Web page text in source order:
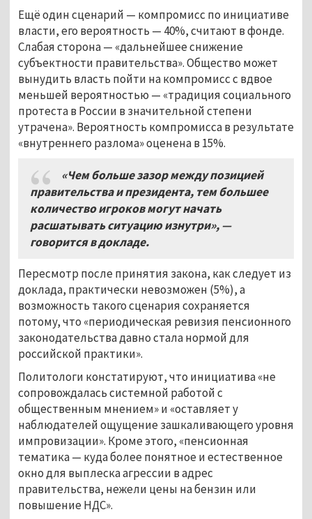
Ещё один сценарий — компромисс по инициативе
власти, его вероятность — 40%, считают в фонде.
Слабая сторона — «дальнейшее снижение
субъектности правительства». Общество может
вынудить власть пойти на компромисс с вдвое
меньшей вероятностью — «традиция социального
протеста в России в значительной степени
утрачена». Вероятность компромисса в результате
«внутреннего разлома» оценена в 15%.
«Чем больше зазор между позицией
правительства и президента, тем большее
количество игроков могут начать
расшатывать ситуацию изнутри», —
говорится в докладе.
Пересмотр после принятия закона, как следует из
доклада, практически невозможен (5%), а
возможность такого сценария сохраняется
потому, что «периодическая ревизия пенсионного
законодательства давно стала нормой для
российской практики».
Политологи констатируют, что инициатива «не
сопровождалась системной работой с
общественным мнением» и «оставляет у
наблюдателей ощущение зашкаливающего уровня
импровизации». Кроме этого, «пенсионная
тематика — куда более понятное и естественное
окно для выплеска агрессии в адрес
правительства, нежели цены на бензин или
повышение НДС».